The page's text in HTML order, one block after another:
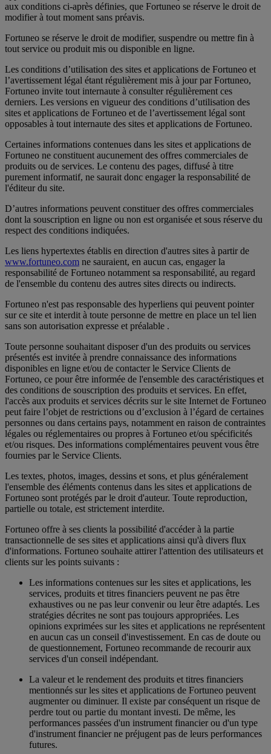
aux conditions ci-après définies, que Fortuneo se réserve le droit de
modifier à tout moment sans préavis.
Fortuneo se réserve le droit de modifier, suspendre ou mettre fin à
tout service ou produit mis ou disponible en ligne.
Les conditions d’utilisation des sites et applications de Fortuneo et
l’avertissement légal étant régulièrement mis à jour par Fortuneo,
Fortuneo invite tout internaute à consulter régulièrement ces
derniers. Les versions en vigueur des conditions d’utilisation des
sites et applications de Fortuneo et de l’avertissement légal sont
opposables à tout internaute des sites et applications de Fortuneo.
Certaines informations contenues dans les sites et applications de
Fortuneo ne constituent aucunement des offres commerciales de
produits ou de services. Le contenu des pages, diffusé à titre
purement informatif, ne saurait donc engager la responsabilité de
l'éditeur du site.
D’autres informations peuvent constituer des offres commerciales
dont la souscription en ligne ou non est organisée et sous réserve du
respect des conditions indiquées.
Les liens hypertextes établis en direction d'autres sites à partir de
www.fortuneo.com ne sauraient, en aucun cas, engager la
responsabilité de Fortuneo notamment sa responsabilité, au regard
de l'ensemble du contenu des autres sites directs ou indirects.
Fortuneo n'est pas responsable des hyperliens qui peuvent pointer
sur ce site et interdit à toute personne de mettre en place un tel lien
sans son autorisation expresse et préalable .
Toute personne souhaitant disposer d'un des produits ou services
présentés est invitée à prendre connaissance des informations
disponibles en ligne et/ou de contacter le Service Clients de
Fortuneo, ce pour être informée de l'ensemble des caractéristiques et
des conditions de souscription des produits et services. En effet,
l'accès aux produits et services décrits sur le site Internet de Fortuneo
peut faire l’objet de restrictions ou d’exclusion à l’égard de certaines
personnes ou dans certains pays, notamment en raison de contraintes
légales ou réglementaires ou propres à Fortuneo et/ou spécificités
et/ou risques. Des informations complémentaires peuvent vous être
fournies par le Service Clients.
Les textes, photos, images, dessins et sons, et plus généralement
l'ensemble des éléments contenus dans les sites et applications de
Fortuneo sont protégés par le droit d'auteur. Toute reproduction,
partielle ou totale, est strictement interdite.
Fortuneo offre à ses clients la possibilité d'accéder à la partie
transactionnelle de ses sites et applications ainsi qu'à divers flux
d'informations. Fortuneo souhaite attirer l'attention des utilisateurs et
clients sur les points suivants :
Les informations contenues sur les sites et applications, les
services, produits et titres financiers peuvent ne pas être
exhaustives ou ne pas leur convenir ou leur être adaptés. Les
stratégies décrites ne sont pas toujours appropriées. Les
opinions exprimées sur les sites et applications ne représentent
en aucun cas un conseil d'investissement. En cas de doute ou
de questionnement, Fortuneo recommande de recourir aux
services d'un conseil indépendant.
La valeur et le rendement des produits et titres financiers
mentionnés sur les sites et applications de Fortuneo peuvent
augmenter ou diminuer. Il existe par conséquent un risque de
perdre tout ou partie du montant investi. De même, les
performances passées d'un instrument financier ou d'un type
d'instrument financier ne préjugent pas de leurs performances
futures.